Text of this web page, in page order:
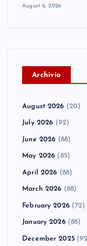
August 6, 2026
Archivio
August 2026 (20)
July 2026 (92)
June 2026 (88)
May 2026 (85)
April 2026 (88)
March 2026 (88)
February 2026(72)
January 2026(88)
December 2025